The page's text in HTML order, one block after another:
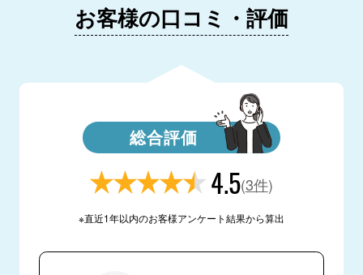
お客様の口コミ・評価
総合評価
4.5(3件)
※直近1年以内のお客様アンケート結果から算出